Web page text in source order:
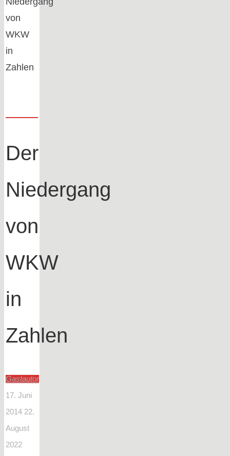
von
WKW
in
Zahlen
Der
Niedergang
von
WKW
in
Zahlen
Gastautor
17. Juni
2014 22.
August
2022